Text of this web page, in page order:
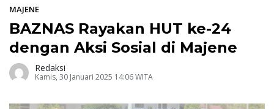
MAJENE
BAZNAS Rayakan HUT ke-24
dengan Aksi Sosial di Majene
Redaksi
Kamis, 30 Januari 2025 14:06 WITA